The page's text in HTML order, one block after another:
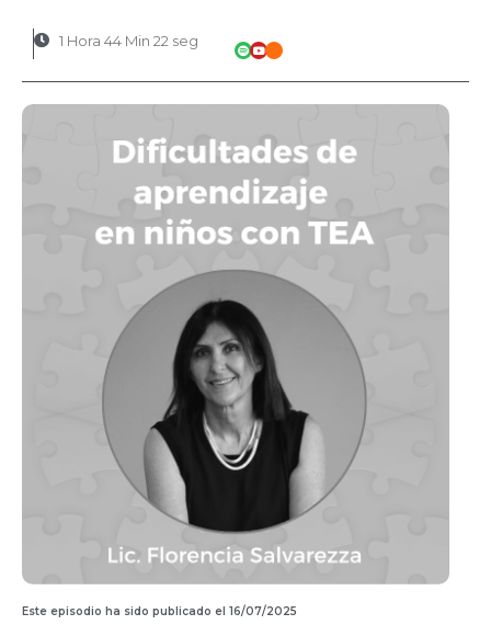
1 Hora 44 Min 22 seg
Este episodio ha sido publicado el 16/07/2025